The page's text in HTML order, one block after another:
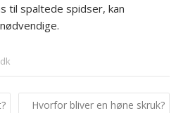
til spaltede spidser, kan
Hvorfor bliver en høne skruk?